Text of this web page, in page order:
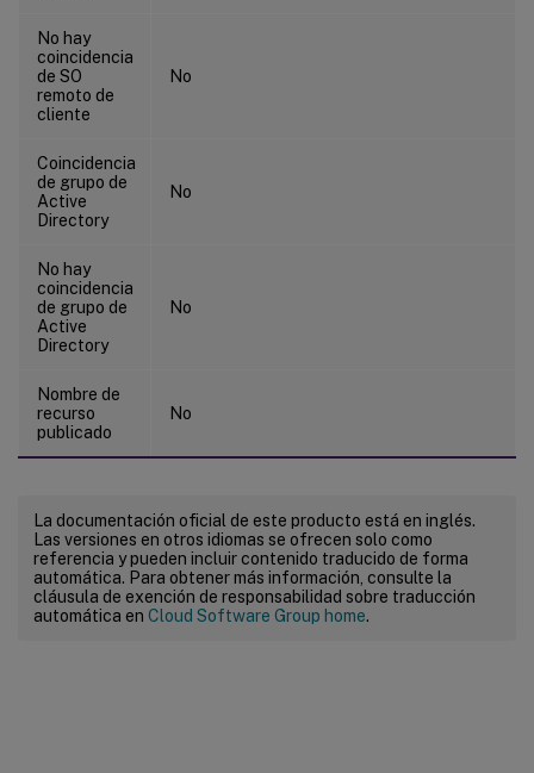
No hay
coincidencia
de SO
remoto de
cliente
No
Coincidencia
de grupo de
Active
Directory
No
No hay
coincidencia
de grupo de
Active
Directory
No
Nombre de
recurso
publicado
No
La documentación oficial de este producto está en inglés.
Las versiones en otros idiomas se ofrecen solo como
referencia y pueden incluir contenido traducido de forma
automática. Para obtener más información, consulte la
cláusula de exención de responsabilidad sobre traducción
automática en Cloud Software Group home.